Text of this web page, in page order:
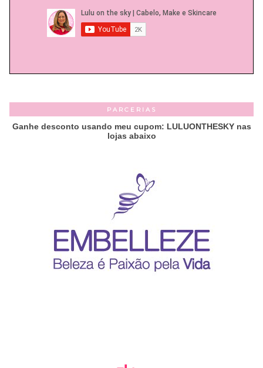
PARCERIAS
Ganhe desconto usando meu cupom: LULUONTHESKY nas
lojas abaixo